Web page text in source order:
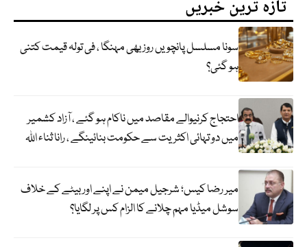
تازہ ترین خبریں
سونا مسلسل پانچویں روز بھی مہنگا ، فی تولہ قیمت کتنی
ہو گئی؟
احتجاج کرنیوالے مقاصد میں ناکام ہو گئے ، آزاد کشمیر
میں دو تہائی اکثریت سے حکومت بنائینگے ، رانا ثناء اللہ
میر رضا کیس؛ شرجیل میمن نے اپنے اور بیٹے کے خلاف
سوشل میڈیا مہم چلانے کا الزام کس پر لگایا؟